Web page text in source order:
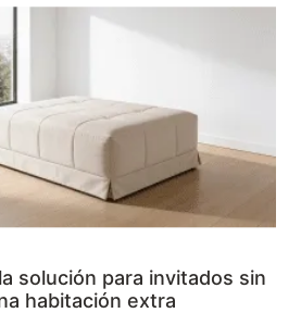
solución para invitados sin
habitación extra